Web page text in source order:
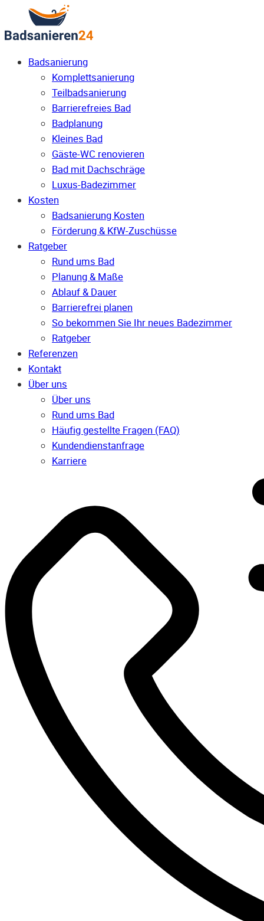
Badsanierung
Komplettsanierung
Teilbadsanierung
Barrierefreies Bad
Badplanung
Kleines Bad
Gäste-WC renovieren
Bad mit Dachschräge
Luxus-Badezimmer
Kosten
Badsanierung Kosten
Förderung & KfW-Zuschüsse
Ratgeber
Rund ums Bad
Planung & Maße
Ablauf & Dauer
Barrierefrei planen
So bekommen Sie Ihr neues Badezimmer
Ratgeber
Referenzen
Kontakt
Über uns
Über uns
Rund ums Bad
Häufig gestellte Fragen (FAQ)
Kunden­dienst­anfrage
Karriere